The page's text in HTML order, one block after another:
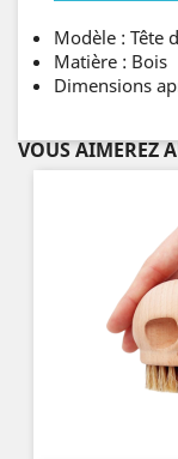
Modèle : Tête
Matière : Bois
Dimensions
VOUS AIMEREZ